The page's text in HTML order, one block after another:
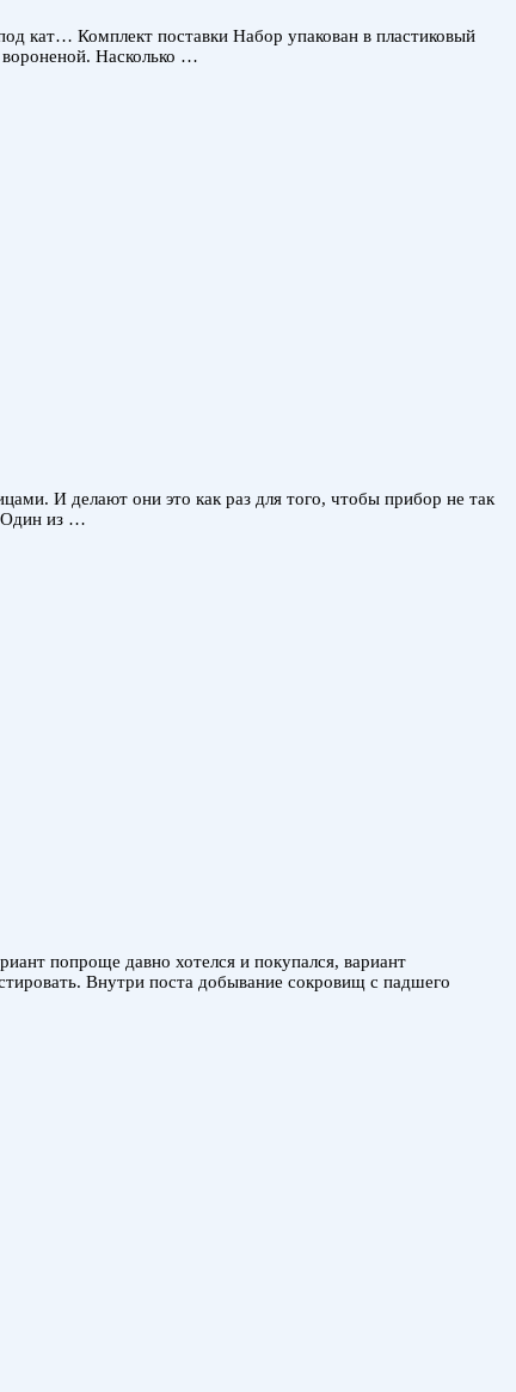
кат… Комплект поставки Набор упакован в пластиковый
вороненой. Насколько …
И делают они это как раз для того, чтобы прибор не так
Один из …
попроще давно хотелся и покупался, вариант
Внутри поста добывание сокровищ с падшего